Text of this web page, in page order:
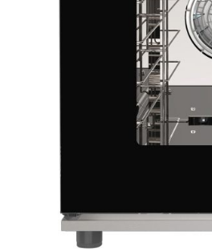
Highspeed-Öfen und
Warmhaltegeräte
Abverkauf